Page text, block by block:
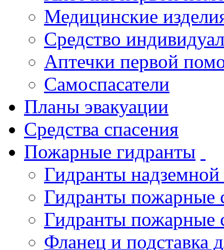
Медицинские
Средство
Аптечки первой
Самоспасатели
Планы эвакуации
Средства спасения
Пожарные гидранты
Гидранты
Гидранты пожарные
Гидранты пожарные
Фланец и подставка